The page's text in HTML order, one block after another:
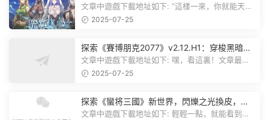
棋，戰鬥與策略的雙重盛宴！
文章中遊戲下載地址如下: “這樣一來，你就能天天
2025-07-25
探索《賽博朋克2077》v2.12.H1：穿梭黑暗都
市，感受未來世界的震撼
文章中遊戲下載地址如下: 嘿，看這裏！文章最後
有個圖片，點一下就能加入我們的...
2025-07-25
探索《蠻将三國》新世界，閃爍之光換皮，共
赴手遊盛宴！
文章中遊戲下載地址如下: 輕輕一點，就能看到原